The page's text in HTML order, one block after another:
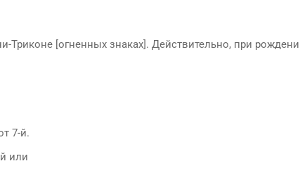
Триконе [огненных знаках]. Действительно, при
7-й.
или